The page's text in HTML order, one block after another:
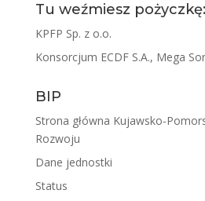
Tu weźmiesz pożyczkę:
KPFP Sp. z o.o.
Konsorcjum ECDF S.A., Mega
BIP
Strona główna Kujawsko-
Rozwoju
Dane jednostki
Status